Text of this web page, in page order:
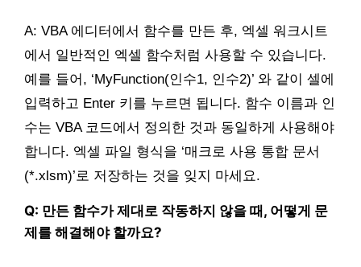
A: VBA 에디터에서 함수를 만든 후, 엑셀 워크시트
에서 일반적인 엑셀 함수처럼 사용할 수 있습니다.
예를 들어, ‘MyFunction(인수1, 인수2)’ 와 같이 셀에
입력하고 Enter 키를 누르면 됩니다. 함수 이름과 인
수는 VBA 코드에서 정의한 것과 동일하게 사용해야
합니다. 엑셀 파일 형식을 ‘매크로 사용 통합 문서
(*.xlsm)’로 저장하는 것을 잊지 마세요.
Q: 만든 함수가 제대로 작동하지 않을 때, 어떻게 문
제를 해결해야 할까요?